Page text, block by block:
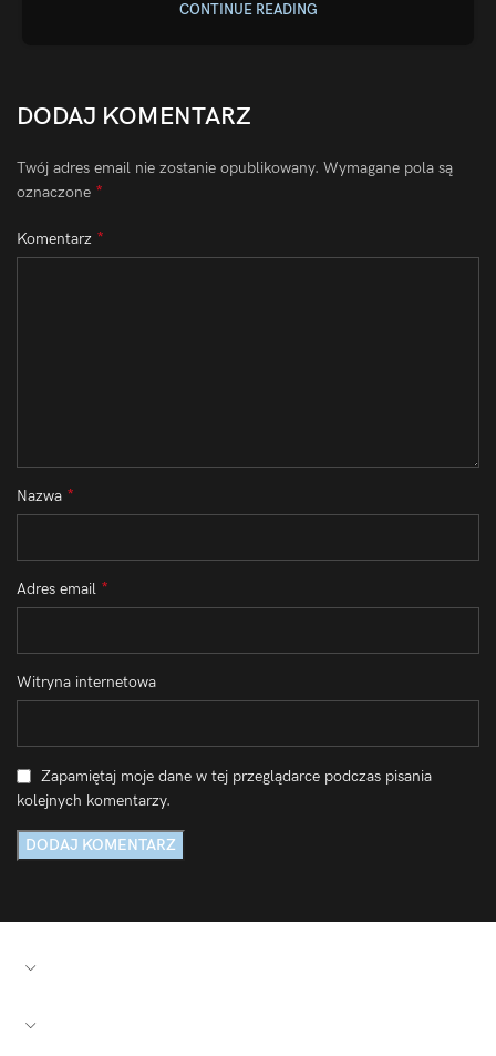
CONTINUE READING
DODAJ KOMENTARZ
Twój adres email nie zostanie opublikowany. Wymagane pola są
oznaczone *
Komentarz *
Nazwa *
Adres email *
Witryna internetowa
Zapamiętaj moje dane w tej przeglądarce podczas pisania
kolejnych komentarzy.
PRZYDATNE LINKI
SZYBKIE ŁĄCZA